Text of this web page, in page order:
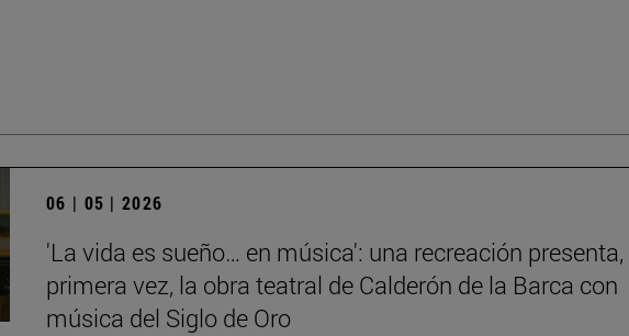
06 | 05 | 2026
'La vida es sueño… en música': una recreación
primera vez, la obra teatral de Calderón de la Barca con
música del Siglo de Oro